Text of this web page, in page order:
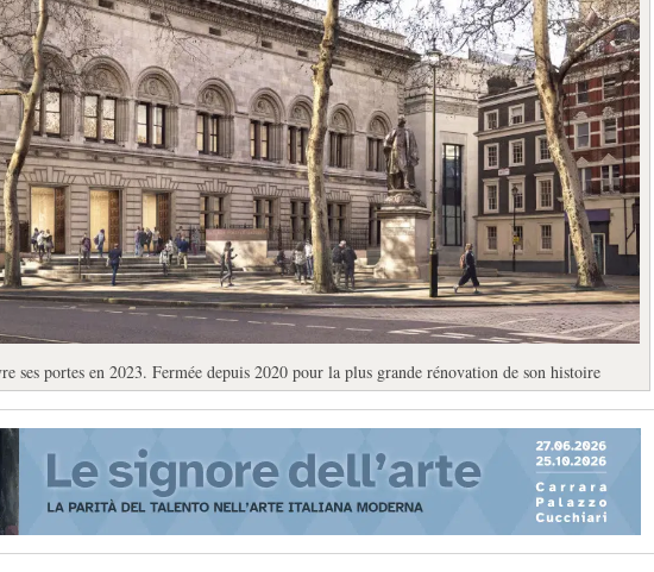
ses portes en 2023. Fermée depuis 2020 pour la plus grande rénovation de son histoire